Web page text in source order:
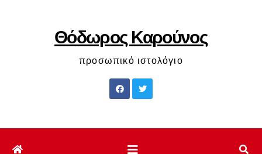
Θόδωρος Καρούνος
προσωπικό ιστολόγιο